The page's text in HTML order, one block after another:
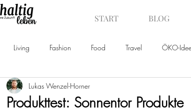
START BLOG
Living Fashion Food Travel ÖKO-
Neuheiten News
Produkttest: Sonnentor Produkte
Lukas Wenzel-Horner